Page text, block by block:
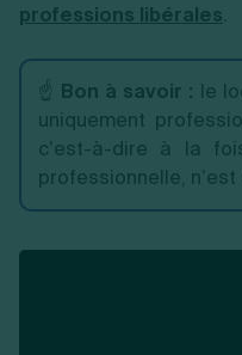
professions libérales.
☝️ Bon à savoir : le
uniquement
c’est-à-dire à la
professionnelle,